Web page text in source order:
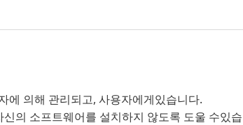
의해 관리되고, 사용자에게있습니다.
의 소프트웨어를 설치하지 않도록 도울 수있